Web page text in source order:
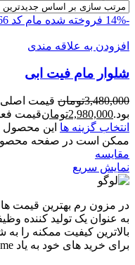
-14% فروخته شده مام کد 66
افزودن به علاقه مندی
شلوار مام فیت ابی
3,480,000تومان
بود.2,980,000تومانقیمت فعلی:
انتخاب گزینه ها این محصول
ممکن است در صفحه
مقايسه
نمایش سریع
در مزون رم بهترین قیمت ها
به عنوان یک تولید کننده
بالاترین کیفیت ممکنه را
برای خرید های خود به یاد mezon rome باشید